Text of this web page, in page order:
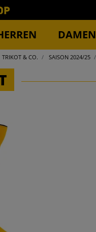
DAMEN
TRIKOT & CO. SAISON 2024/25